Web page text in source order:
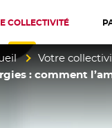
/ Pyrénées-
COLLECTIVITÉ
Votre
: comment